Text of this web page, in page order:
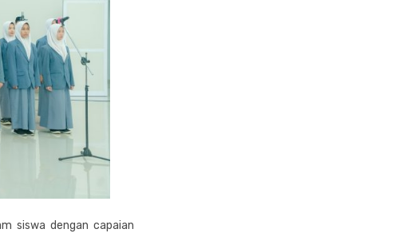
siswa dengan capaian